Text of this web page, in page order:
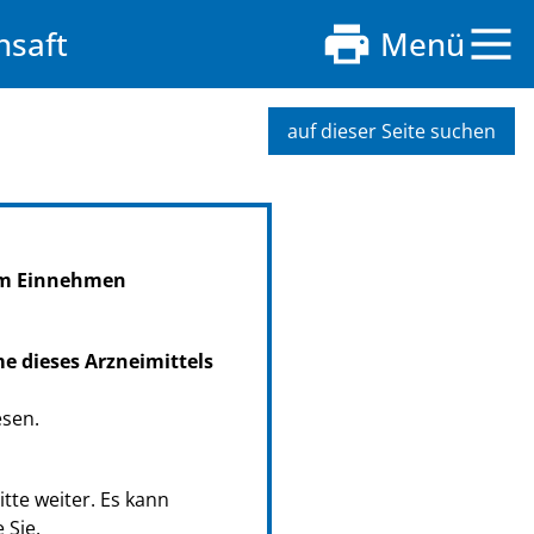
Menü
auf dieser Seite suchen
Einnehmen
dieses Arzneimittels
weiter. Es kann
Sie.